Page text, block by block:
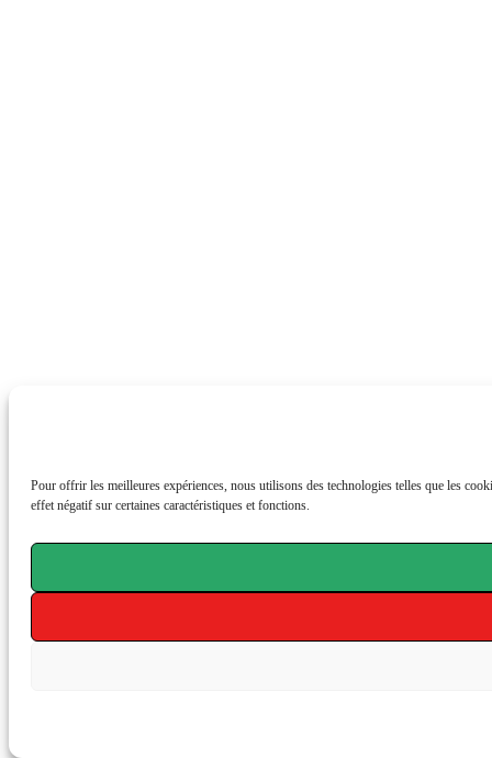
Pour offrir les meilleures expériences, nous utilisons des technologies telles que les
effet négatif sur certaines caractéristiques et fonctions.